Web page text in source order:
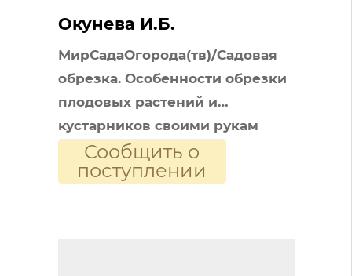
Окунева И.Б.
МирСадаОгорода(тв)/Садовая
обрезка. Особенности обрезки
плодовых растений и
кустарников своими рукам
Сообщить о
поступлении